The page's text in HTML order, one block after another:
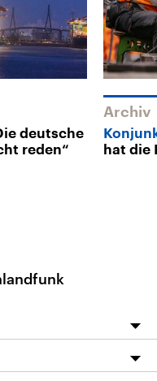
deutsche
reden“
Archiv
hat die